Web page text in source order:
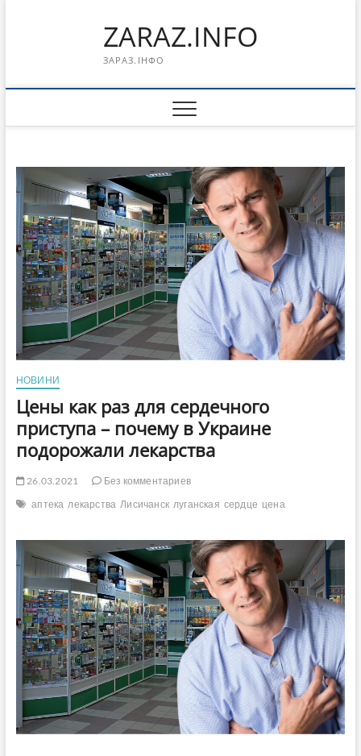
ZARAZ.INFO
ЗАРАЗ.ІНФО
НОВИНИ
Цены как раз для сердечного
приступа – почему в Украине
подорожали лекарства
26.03.2021
Без комментариев
аптека лекарства Лисичанск луганская сердце цена